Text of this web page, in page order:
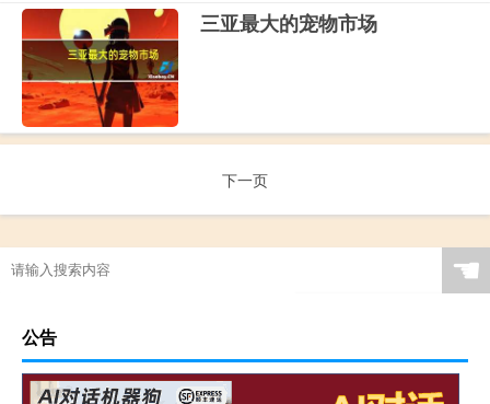
三亚最大的宠物市场
下一页
☚
公告